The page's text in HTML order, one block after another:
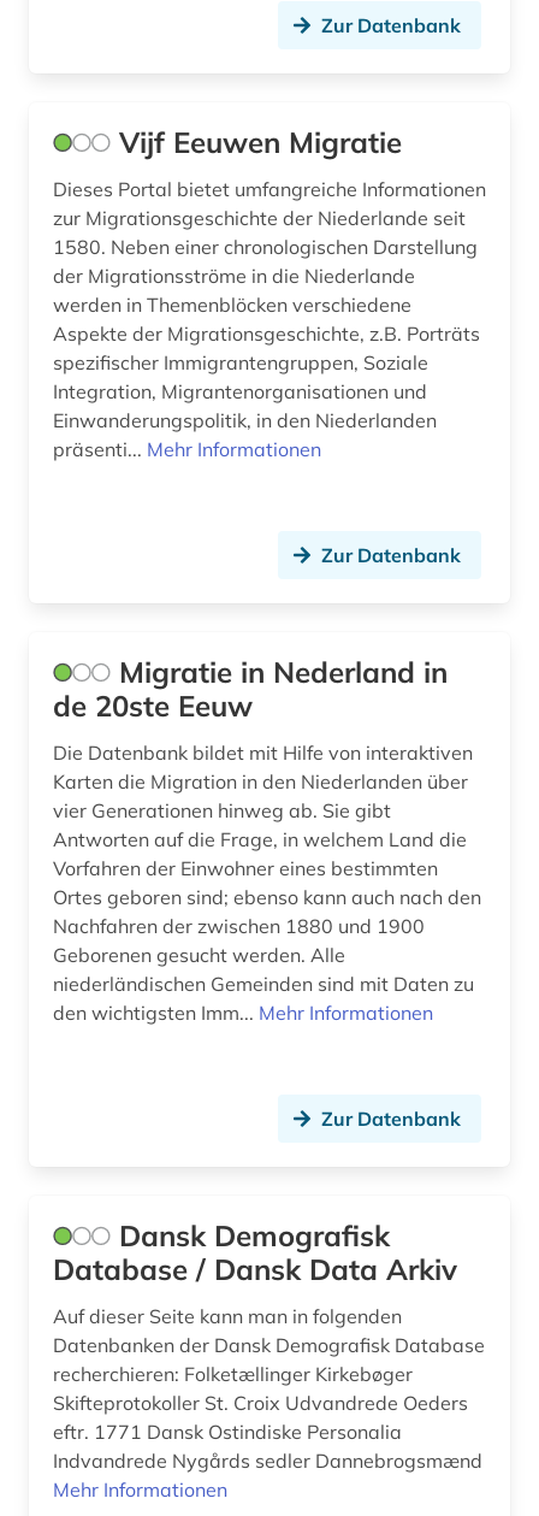
Zur Datenbank
Vijf Eeuwen Migratie
Dieses Portal bietet umfangreiche Informationen
zur Migrationsgeschichte der Niederlande seit
1580. Neben einer chronologischen Darstellung
der Migrationsströme in die Niederlande
werden in Themenblöcken verschiedene
Aspekte der Migrationsgeschichte, z.B. Porträts
spezifischer Immigrantengruppen, Soziale
Integration, Migrantenorganisationen und
Einwanderungspolitik, in den Niederlanden
präsenti... Mehr Informationen
Zur Datenbank
Migratie in Nederland in
de 20ste Eeuw
Die Datenbank bildet mit Hilfe von interaktiven
Karten die Migration in den Niederlanden über
vier Generationen hinweg ab. Sie gibt
Antworten auf die Frage, in welchem Land die
Vorfahren der Einwohner eines bestimmten
Ortes geboren sind; ebenso kann auch nach den
Nachfahren der zwischen 1880 und 1900
Geborenen gesucht werden. Alle
niederländischen Gemeinden sind mit Daten zu
den wichtigsten Imm... Mehr Informationen
Zur Datenbank
Dansk Demografisk
Database / Dansk Data Arkiv
Auf dieser Seite kann man in folgenden
Datenbanken der Dansk Demografisk Database
recherchieren: Folketællinger Kirkebøger
Skifteprotokoller St. Croix Udvandrede Oeders
eftr. 1771 Dansk Ostindiske Personalia
Indvandrede Nygårds sedler Dannebrogsmænd
Mehr Informationen